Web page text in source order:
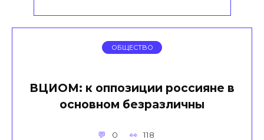
ОБЩЕСТВО
ВЦИОМ: к оппозиции россияне в
основном безразличны
0 118